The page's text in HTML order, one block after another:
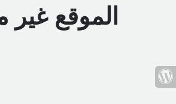
الموقع غير